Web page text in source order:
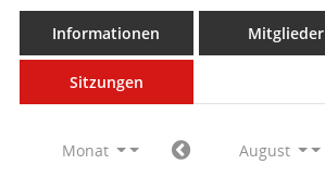
Informationen Mitglieder
Sitzungen
Monat
August